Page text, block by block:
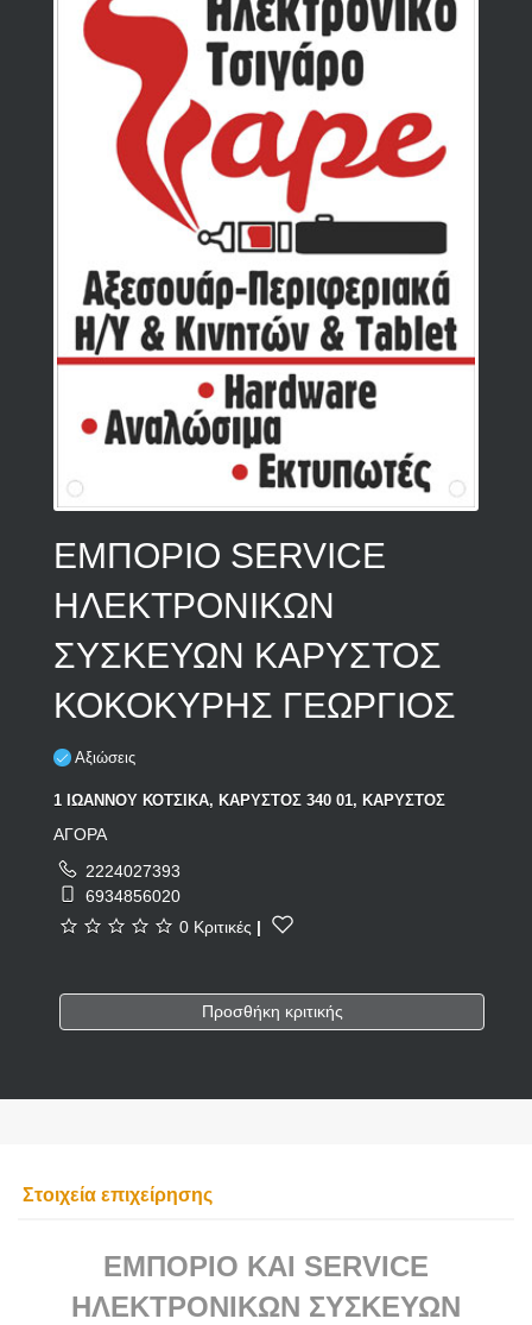
ΕΜΠΟΡΙΟ SERVICE
ΗΛΕΚΤΡΟΝΙΚΩΝ
ΣΥΣΚΕΥΩΝ ΚΑΡΥΣΤΟΣ
ΚΟΚΟΚΥΡΗΣ ΓΕΩΡΓΙΟΣ
Αξιώσεις
1 ΙΩΑΝΝΟΥ ΚΟΤΣΙΚΑ, ΚΑΡΥΣΤΟΣ 340 01, ΚΑΡΥΣΤΟΣ
ΑΓΟΡΑ
2224027393
6934856020
0 Κριτικές |
Προσθήκη κριτικής
Στοιχεία επιχείρησης
ΕΜΠΟΡΙΟ ΚΑΙ SERVICE
ΗΛΕΚΤΡΟΝΙΚΩΝ ΣΥΣΚΕΥΩΝ